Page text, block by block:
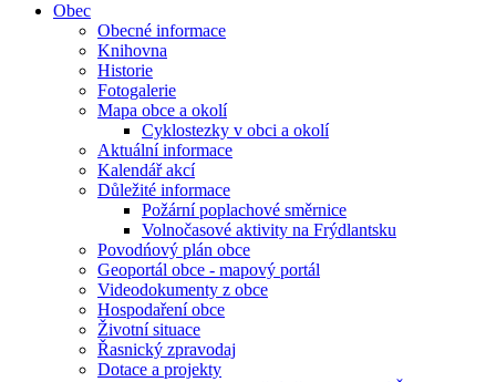
Obec
Obecné informace
Knihovna
Historie
Fotogalerie
Mapa obce a okolí
Cyklostezky v obci a okolí
Aktuální informace
Kalendář akcí
Důležité informace
Požární poplachové směrnice
Volnočasové aktivity na Frýdlantsku
Povodńový plán obce
Geoportál obce - mapový portál
Videodokumenty z obce
Hospodaření obce
Životní situace
Řasnický zpravodaj
Dotace a projekty